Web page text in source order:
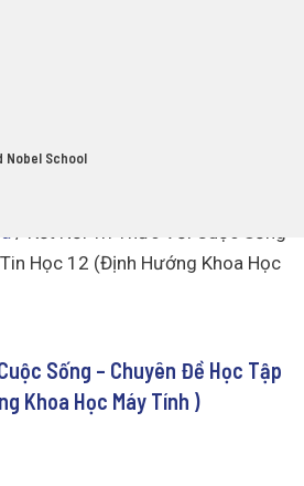
Nobel School
/ Kết Nối Tri Thức Với Cuộc Sống
Học 12 (Định Hướng Khoa Học
Sống – Chuyên Đề Học Tập
Khoa Học Máy Tính )